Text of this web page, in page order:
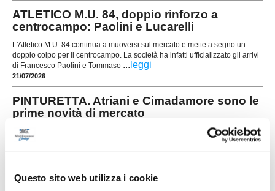
Questo sito web utilizza i cookie
ATLETICO M.U. 84, doppio rinforzo a
centrocampo: Paolini e Lucarelli
L'Atletico M.U. 84 continua a muoversi sul mercato e mette a segno un
doppio colpo per il centrocampo. La società ha infatti ufficializzato gli arrivi
di Francesco Paolini e Tommaso ... leggi
21/07/2026
PINTURETTA. Atriani e Cimadamore sono le
prime novità di mercato
La Pinturetta Falcor apre ufficialmente il proprio
mercato in vista della stagione 2026/2027 con
due innesti. La società rossoblù ha annunciato
primi rinforz
21/07/2026